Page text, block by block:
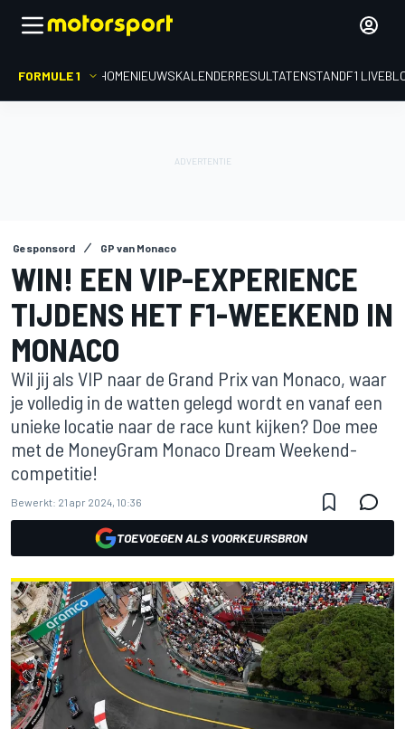
FORMULE 1 HOMENIEUWSKALENDERRESULTATENSTANDF1
Gesponsord GP van Monaco
WIN! EEN VIP-EXPERIENCE
TIJDENS HET F1-WEEKEND IN
MONACO
Wil jij als VIP naar de Grand Prix van Monaco, waar
je volledig in de watten gelegd wordt en vanaf een
unieke locatie naar de race kunt kijken? Doe mee
met de MoneyGram Monaco Dream Weekend-
competitie!
Bewerkt: 21 apr 2024, 10:36
TOEVOEGEN ALS VOORKEURSBRON